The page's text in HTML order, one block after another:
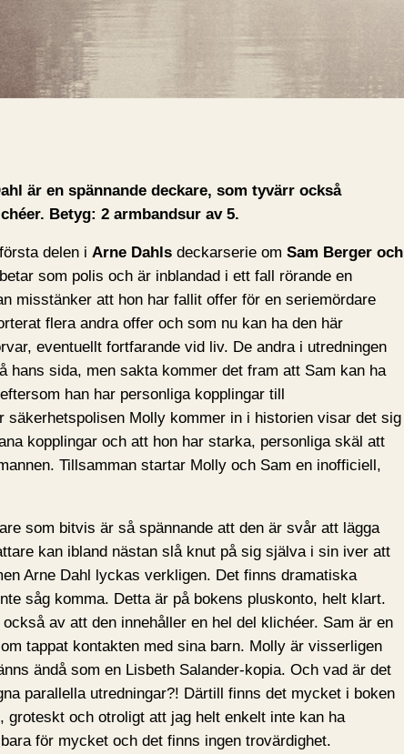
är en spännande deckare, som tyvärr också
Betyg: 2 armbandsur av 5.
delen i Arne Dahls deckarserie om Sam Berger och
som polis och är inblandad i ett fall rörande en
misstänker att hon har fallit offer för en seriemördare
flera andra offer och som nu kan ha den här
eventuellt fortfarande vid liv. De andra i utredningen
hans sida, men sakta kommer det fram att Sam kan ha
han har personliga kopplingar till
säkerhetspolisen Molly kommer in i historien visar det sig
kopplingar och att hon har starka, personliga skäl att
Tillsamman startar Molly och Sam en inofficiell,
som bitvis är så spännande att den är svår att lägga
kan ibland nästan slå knut på sig själva i sin iver att
Arne Dahl lyckas verkligen. Det finns dramatiska
såg komma. Detta är på bokens pluskonto, helt klart.
av att den innehåller en hel del klichéer. Sam är en
tappat kontakten med sina barn. Molly är visserligen
ändå som en Lisbeth Salander-kopia. Och vad är det
parallella utredningar?! Därtill finns det mycket i boken
groteskt och otroligt att jag helt enkelt inte kan ha
för mycket och det finns ingen trovärdighet.